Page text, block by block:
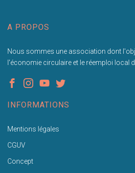
A PROPOS
Nous sommes une association dont
l'économie circulaire et le réemploi local
INFORMATIONS
Mentions légales
CGUV
Concept